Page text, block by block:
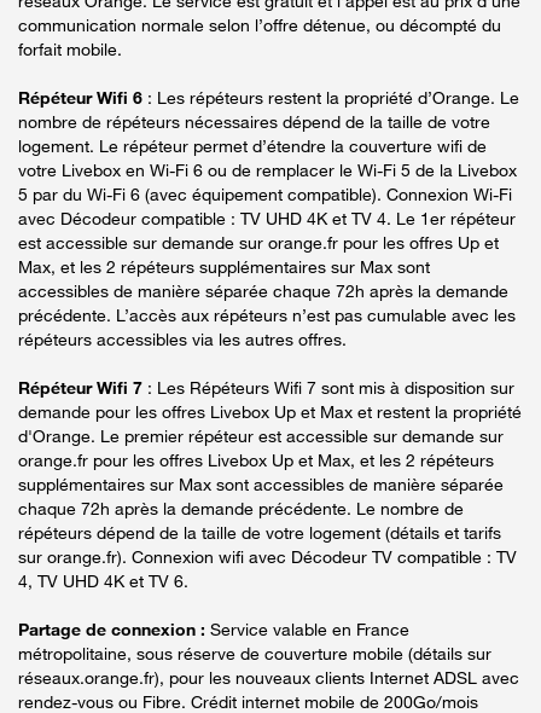
communication normale selon l’offre détenue, ou décompté du
forfait mobile.
Répéteur Wifi 6 : Les répéteurs restent la propriété d’Orange. Le
nombre de répéteurs nécessaires dépend de la taille de votre
logement. Le répéteur permet d’étendre la couverture wifi de
votre Livebox en Wi-Fi 6 ou de remplacer le Wi-Fi 5 de la Livebox
5 par du Wi-Fi 6 (avec équipement compatible). Connexion Wi-Fi
avec Décodeur compatible : TV UHD 4K et TV 4. Le 1er répéteur
est accessible sur demande sur orange.fr pour les offres Up et
Max, et les 2 répéteurs supplémentaires sur Max sont
accessibles de manière séparée chaque 72h après la demande
précédente. L’accès aux répéteurs n’est pas cumulable avec les
répéteurs accessibles via les autres offres.
Répéteur Wifi 7 : Les Répéteurs Wifi 7 sont mis à disposition sur
demande pour les offres Livebox Up et Max et restent la propriété
d'Orange. Le premier répéteur est accessible sur demande sur
orange.fr pour les offres Livebox Up et Max, et les 2 répéteurs
supplémentaires sur Max sont accessibles de manière séparée
chaque 72h après la demande précédente. Le nombre de
répéteurs dépend de la taille de votre logement (détails et tarifs
sur orange.fr). Connexion wifi avec Décodeur TV compatible : TV
4, TV UHD 4K et TV 6.
Partage de connexion : Service valable en France
métropolitaine, sous réserve de couverture mobile (détails sur
réseaux.orange.fr), pour les nouveaux clients Internet ADSL avec
rendez-vous ou Fibre. Crédit internet mobile de 200Go/mois